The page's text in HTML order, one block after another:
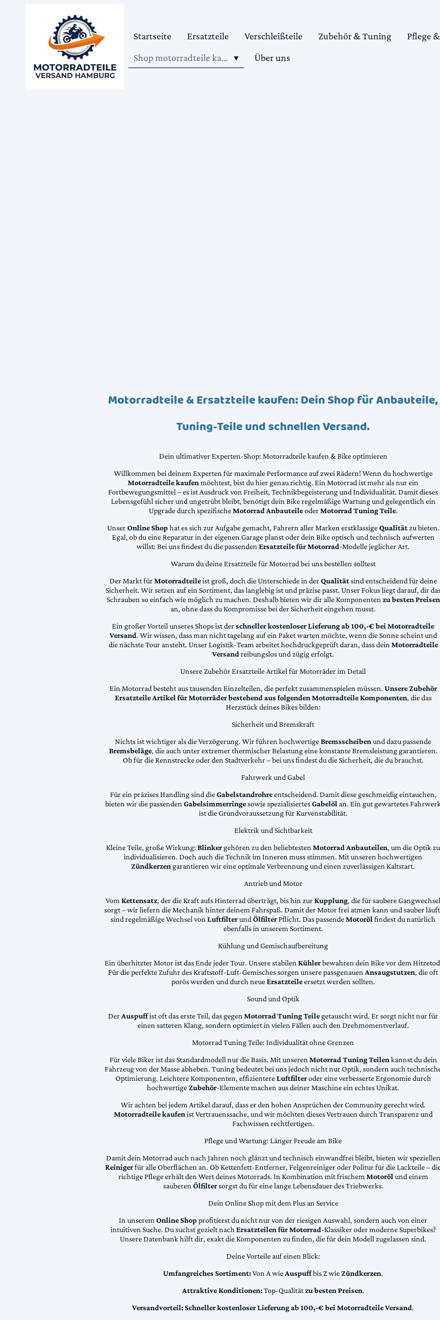
Startseite Ersatzteile Verschleißteile Zubehör & Tuning
Pflege
Shop motorradteile kaufen
Über uns
Motorradteile & Ersatzteile kaufen: Dein Shop für Anbauteile,
Tuning-Teile und schnellen Versand.
Dein ultimativer Experten-Shop: Motorradteile kaufen & Bike optimieren
Willkommen bei deinem Experten für maximale Performance auf zwei Rädern! Wenn du hochwertige
Motorradteile kaufenmöchtest, bist du hier genau richtig. Ein Motorrad ist mehr als nur ein
Fortbewegungsmittel – es ist Ausdruck von Freiheit, Technikbegeisterung und Individualität. Damit dieses
Lebensgefühl sicher und ungetrübt bleibt, benötigt dein Bike regelmäßige Wartung und gelegentlich ein
Upgrade durch spezifischeMotorrad AnbauteileoderMotorrad Tuning Teile.
UnserOnline Shophat es sich zur Aufgabe gemacht, Fahrern aller Marken erstklassigeQualitätzu bieten.
Egal, ob du eine Reparatur in der eigenen Garage planst oder dein Bike optisch und technisch aufwerten
willst: Bei uns findest du die passendenErsatzteile für Motorrad-Modelle jeglicher Art.
Warum du deine Ersatzteile für Motorrad bei uns bestellen solltest
Der Markt fürMotorradteileist groß, doch die Unterschiede in derQualitätsind entscheidend für deine
Sicherheit. Wir setzen auf ein Sortiment, das langlebig ist und präzise passt. Unser Fokus liegt darauf, dir
Schrauben so einfach wie möglich zu machen. Deshalb bieten wir dir alle Komponentenzu besten Preisen
an, ohne dass du Kompromisse bei der Sicherheit eingehen musst.
Ein großer Vorteil unseres Shops ist derschneller kostenloser Lieferung ab 100,-€ bei Motorradteile
Versand. Wir wissen, dass man nicht tagelang auf ein Paket warten möchte, wenn die Sonne scheint und
die nächste Tour ansteht. Unser Logistik-Team arbeitet hochdruckgeprüft daran, dass deinMotorradteile
Versandreibungslos und zügig erfolgt.
Unsere Zubehör Ersatzteile Artikel für Motorräder im Detail
Ein Motorrad besteht aus tausenden Einzelteilen, die perfekt zusammenspielen müssen. Unsere Zubehör
Ersatzteile Artikel für Motorräder bestehend aus folgenden Motorradteile Komponenten, die das
Herzstück deines Bikes bilden:
Sicherheit und Bremskraft
Nichts ist wichtiger als die Verzögerung. Wir führen hochwertigeBremsscheibenund dazu passende
Bremsbeläge, die auch unter extremer thermischer Belastung eine konstante Bremsleistung garantieren.
Ob für die Rennstrecke oder den Stadtverkehr – bei uns findest du die Sicherheit, die du brauchst.
Fahrwerk und Gabel
Für ein präzises Handling sind dieGabelstandrohreentscheidend. Damit diese geschmeidig eintauchen,
bieten wir die passendenGabelsimmerringesowie spezialisiertesGabelöl an. Ein gut gewartetes
ist die Grundvoraussetzung für Kurvenstabilität.
Elektrik und Sichtbarkeit
Kleine Teile, große Wirkung: Blinker gehören zu den beliebtestenMotorrad Anbauteilen, um die Optik zu
individualisieren. Doch auch die Technik im Inneren muss stimmen. Mit unseren hochwertigen
Zündkerzen garantieren wir eine optimale Verbrennung und einen zuverlässigen Kaltstart.
Antrieb und Motor
VomKettensatz, der die Kraft aufs Hinterrad überträgt, bis hin zurKupplung, die für saubere Gangwechsel
sorgt – wir liefern die Mechanik hinter deinem Fahrspaß. Damit der Motor frei atmen kann und sauber
sind regelmäßige Wechsel vonLuftfilterundÖlfilterPflicht. Das passendeMotorölfindest du natürlich
ebenfalls in unserem Sortiment.
Kühlung und Gemischaufbereitung
Ein überhitzter Motor ist das Ende jeder Tour. Unsere stabilenKühlerbewahren dein Bike vor dem
Für die perfekte Zufuhr des Kraftstoff-Luft-Gemisches sorgen unsere passgenauenAnsaugstutzen, die oft
porös werden und durch neueErsatzteileersetzt werden sollten.
Sound und Optik
DerAuspuffist oft das erste Teil, das gegenMotorrad Tuning Teile getauscht wird. Er sorgt nicht nur für
einen satteren Klang, sondern optimiert in vielen Fällen auch den Drehmomentverlauf.
Motorrad Tuning Teile: Individualität ohne Grenzen
Für viele Biker ist das Standardmodell nur die Basis. Mit unserenMotorrad Tuning Teilenkannst du dein
Fahrzeug von der Masse abheben. Tuning bedeutet bei uns jedoch nicht nur Optik, sondern auch
Optimierung. Leichtere Komponenten, effizientereLuftfilteroder eine verbesserte Ergonomie durch
hochwertigeZubehör-Elemente machen aus deiner Maschine ein echtes Unikat.
Wir achten bei jedem Artikel darauf, dass er den hohen Ansprüchen der Community gerecht wird.
Motorradteile kaufenist Vertrauenssache, und wir möchten dieses Vertrauen durch Transparenz und
Fachwissen rechtfertigen.
Pflege und Wartung: Länger Freude am Bike
Damit dein Motorrad auch nach Jahren noch glänzt und technisch einwandfrei bleibt, bieten wir speziellen
Reinigerfür alle Oberflächen an. Ob Kettenfett-Entferner, Felgenreiniger oder Politur für die Lackteile –
richtige Pflege erhält den Wert deines Motorrads. In Kombination mit frischemMotorölund einem
sauberenÖlfiltersorgst du für eine lange Lebensdauer des Triebwerks.
Dein Online Shop mit dem Plus an Service
In unseremOnline Shopprofitierst du nicht nur von der riesigen Auswahl, sondern auch von einer
intuitiven Suche. Du suchst gezielt nachErsatzteilen für Motorrad-Klassiker oder moderne Superbikes?
Unsere Datenbank hilft dir, exakt die Komponenten zu finden, die für dein Modell zugelassen sind.
Deine Vorteile auf einen Blick:
Umfangreiches Sortiment:Von A wieAuspuffbis Z wieZündkerzen.
Attraktive Konditionen:Top-Qualitätzu besten Preisen.
Versandvorteil:Schneller kostenloser Lieferung ab 100,-€ bei Motorradteile Versand.